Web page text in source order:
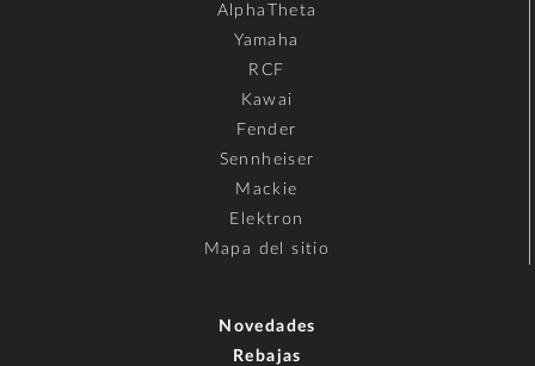
AlphaTheta
Yamaha
RCF
Kawai
Fender
Sennheiser
Mackie
Elektron
Mapa del sitio
Novedades
Rebajas